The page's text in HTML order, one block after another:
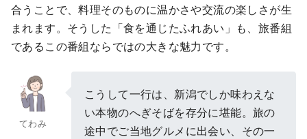
合うことで、料理そのものに温かさや交流の楽しさが生
まれます。そうした「食を通じたふれあい」も、旅番組
であるこの番組ならではの大きな魅力です。
てわみ
こうして一行は、新潟でしか味わえな
い本物のへぎそばを存分に堪能。旅の
途中でご当地グルメに出会い、その一